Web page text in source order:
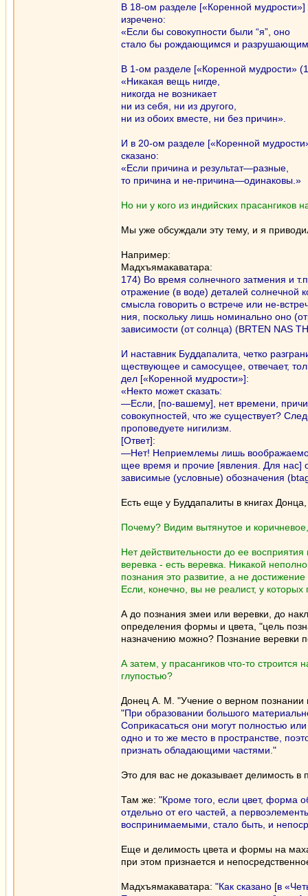
В 18-ом разделе [«Коренной мудрости»]
изречено:
«Если бы совокупности были “я”, оно
стало бы рождающимся и
В 1-ом разделе [«Коренной мудрости»
«Никакая вещь нигде,
никогда не возникает
ни из себя, ни из другого,
ни из обоих вместе, ни без причин».
И в 20-ом разделе [«Коренной
сказано:
«Если причина и результат—разные,
то причина и не-причина—одинаковы.»
Но ни у кого из индийских прасангиков
Мы уже обсуждали эту тему, и я
Например:
Мадхъямакаватара:
174) Во время солнечного затмения и
отражение (в воде) деталей солнечной
смысла говорить о встрече или не-
ния, поскольку лишь номинально оно
зависимости (от солнца) (BRTEN NAS
И наставник Буддапалита, четко
ществующее и самосущее, отвечает,
дел [«Коренной мудрости»]:
«Некто может сказать:
—Если, [по-вашему], нет времени,
совокупностей, что же существует?
проповедуете нигилизм.
[Ответ]:
—Нет! Неприемлемы лишь
щее время и прочие [явления. Для нас]
зависимые (условные) обозначения
Есть еще у Буддапалиты в книгах
Почему? Видим вытянутое и
Нет действительности до ее
веревка - есть веревка. Никакой
познания это развитие, а не
Если, конечно, вы не реалист, у
А до познания змеи или веревки, до
определения формы и цвета, "цель
назначению можно? Познание веревки
А затем, у прасангиков что-то
глупостью?
Донец А. М. "Учение о верном
"При образовании большого
Соприкасаться они могут полностью
одно и то же место в пространстве,
признать обладающими частями."
Это для вас не доказывает делимость
Там же: "Кроме того, если цвет, форма
отдельно от его частей, а
воспринимаемыми, стало быть, и
Еще и делимость цвета и формы на
при этом признается и
Мадхъямакаватара: "Как сказано [в